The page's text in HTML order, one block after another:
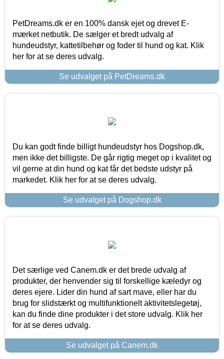
PetDreams.dk er en 100% dansk ejet og drevet E-
mærket netbutik. De sælger et bredt udvalg af
hundeudstyr, kattetilbehør og foder til hund og kat. Klik
her for at se deres udvalg.
Se udvalget på PetDreams.dk
Du kan godt finde billigt hundeudstyr hos Dogshop.dk,
men ikke det billigste. De går rigtig meget op i kvalitet og
vil gerne at din hund og kat får det bedste udstyr på
markedet. Klik her for at se deres udvalg.
Se udvalget på Dogshop.dk
Det særlige ved Canem.dk er det brede udvalg af
produkter, der henvender sig til forskellige kæledyr og
deres ejere. Lider din hund af sart mave, eller har du
brug for slidstærkt og multifunktionelt aktivitetslegetøj,
kan du finde dine produkter i det store udvalg. Klik her
for at se deres udvalg.
Se udvalget på Canem.dk